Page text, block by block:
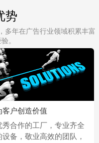
势
多年在广告行业领域积累丰富
。
客户创造价值
秀合作的工厂，专业齐全
设备，敬业高效的团队，